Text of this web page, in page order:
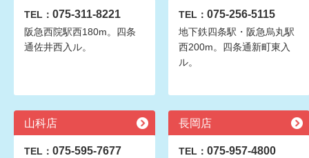
TEL： 075-311-8221
阪急西院駅西180m。四条
通佐井西入ル。
TEL： 075-256-5115
地下鉄四条駅・阪急烏丸駅
西200m。四条通新町東入
ル。
山科店
TEL： 075-595-7677
長岡店
TEL： 075-957-4800